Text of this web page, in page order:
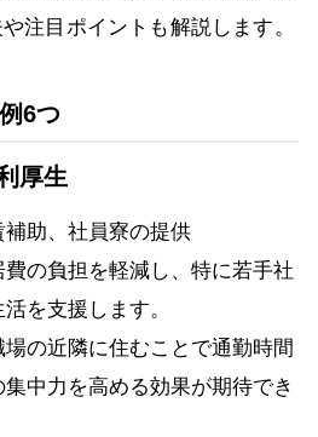
注目ポイントも解説します。
6つ
厚生
助、社員寮の提供
の負担を軽減し、特に若手社
を支援します。
の近隣に住むことで通勤時間
中力を高める効果が期待でき